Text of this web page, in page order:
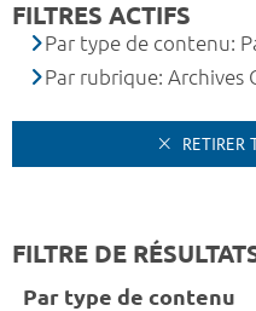
FILTRES ACTIFS
Par type de contenu:
Par rubrique: Archives
RETIRER
FILTRE DE
Par type de contenu